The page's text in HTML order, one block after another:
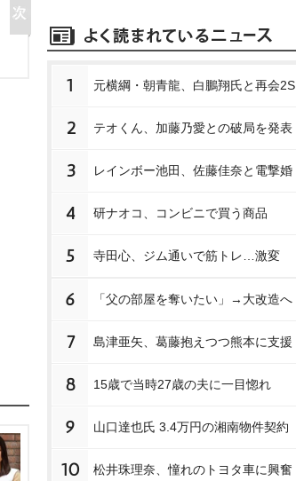
1 元横綱・朝青龍、白鵬翔氏と再会2S
2 テオくん、加藤乃愛との破局を発表
3 レインボー池田、佐藤佳奈と電撃婚
4 研ナオコ、コンビニで買う商品
5 寺田心、ジム通いで筋トレ…激変
6 「父の部屋を奪いたい」→大改造へ
7 島津亜矢、葛藤抱えつつ熊本に支援
8 15歳で当時27歳の夫に一目惚れ
9 山口達也氏 3.4万円の湘南物件契約
10 松井珠理奈、憧れのトヨタ車に興奮